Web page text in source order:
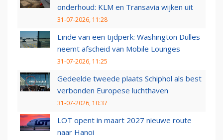
onderhoud: KLM en Transavia wijken uit
31-07-2026, 11:28
Einde van een tijdperk: Washington Dulles
neemt afscheid van Mobile Lounges
31-07-2026, 11:25
Gedeelde tweede plaats Schiphol als best
verbonden Europese luchthaven
31-07-2026, 10:37
LOT opent in maart 2027 nieuwe route
naar Hanoi